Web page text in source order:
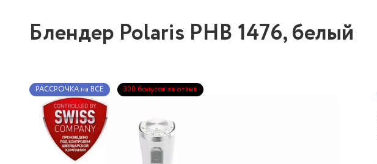
Блендер Polaris PHB 1476, белый
РАССРОЧКА на ВСЁ 300 бонусов за отзыв